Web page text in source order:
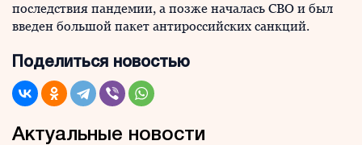
последствия пандемии, а позже началась СВО и был
введен большой пакет антироссийских санкций.
Поделиться новостью
Актуальные новости